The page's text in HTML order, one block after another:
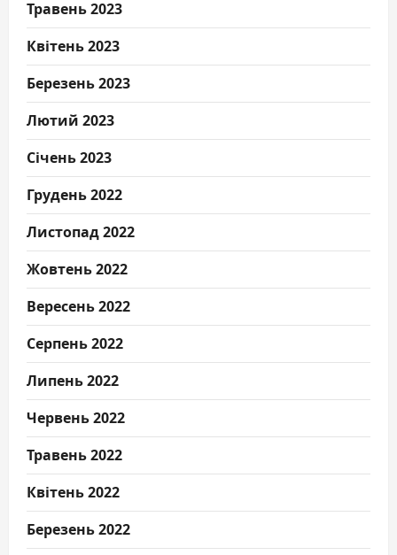
Травень 2023
Квітень 2023
Березень 2023
Лютий 2023
Січень 2023
Грудень 2022
Листопад 2022
Жовтень 2022
Вересень 2022
Серпень 2022
Липень 2022
Червень 2022
Травень 2022
Квітень 2022
Березень 2022